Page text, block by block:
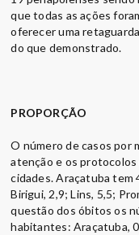
que todas as ações
oferecer uma
do que demonstrado.
PROPORÇÃO
O número de casos por
atenção e os
cidades. Araçatuba tem
Birigui, 2,9; Lins, 5,5;
questão dos óbitos os
habitantes: Araçatuba,